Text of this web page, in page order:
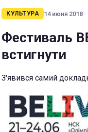
КУЛЬТУРА 14 июня 2018 ·
Фестиваль
встигнути
З'явився самий